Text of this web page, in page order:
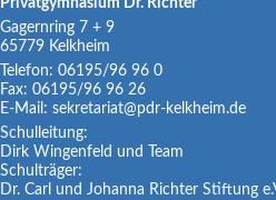
Privatgymnasium Dr. Richter
Gagernring 7 + 9
65779 Kelkheim
Telefon: 06195/96 96 0
Fax: 06195/96 96 26
E-Mail: sekretariat@pdr-kelkheim.de
Schulleitung:
Dirk Wingenfeld und Team
Schulträger:
Dr. Carl und Johanna Richter Stiftung